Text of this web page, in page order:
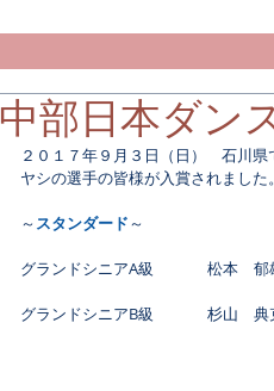
中部日本ダン
２０１７年９月３日（日）　石川
ヤシの選手の皆様が入賞されました
～スタンダード～
グランドシニアA級　　　  松本
グランドシニアB級　　　  杉山